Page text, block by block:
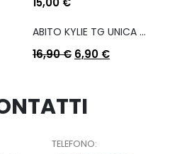
ABITO KYLIE TG UNICA COL A SCELTA
16,90€ 6,90 €
TELEFONO: